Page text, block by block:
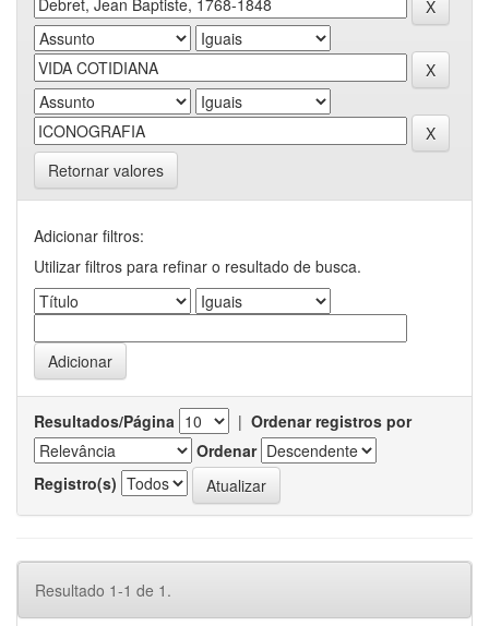
Retornar valores
Adicionar filtros:
Utilizar filtros para refinar o resultado de busca.
Resultados/Página | Ordenar registros por
Ordenar
Registro(s)
Resultado 1-1 de 1.